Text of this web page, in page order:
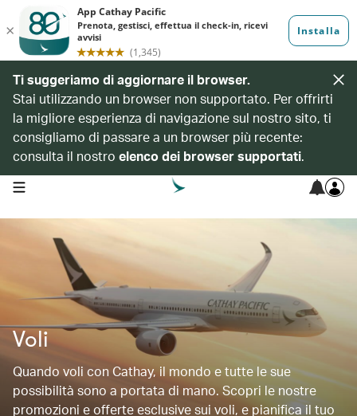
Ti suggeriamo di aggiornare il browser.
Stai utilizzando un browser non supportato. Per offrirti
la migliore esperienza di navigazione sul nostro sito, ti
consigliamo di passare a un browser più recente:
consulta il nostro elenco dei browser supportati.
open navigation menu
Voli
Quando voli con Cathay, il mondo e tutte le sue
possibilità sono a portata di mano. Scopri le nostre
promozioni e offerte esclusive sui voli, e pianifica il tuo